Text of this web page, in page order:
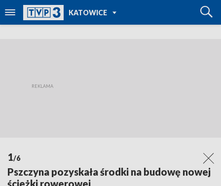
KATOWICE
TVP REGIONY
1/6
Pszczyna pozyskała środki na budowę nowej
ścieżki rowerowej